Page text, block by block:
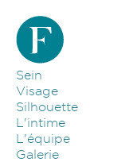
Sein
Visage
Silhouette
L'intime
L'équipe
Galerie